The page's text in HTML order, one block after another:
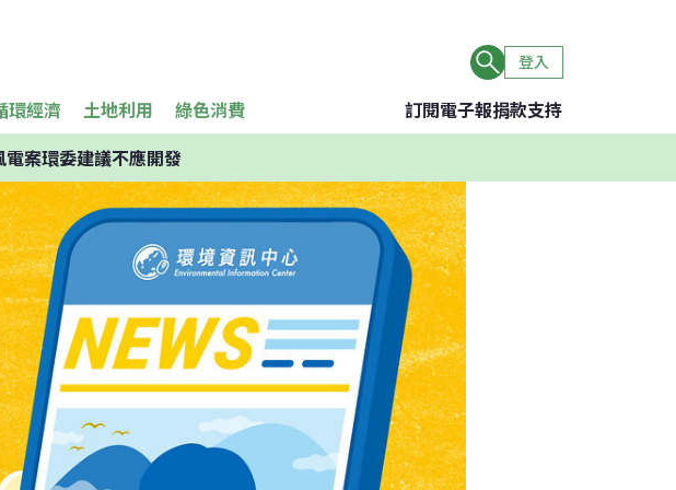
登入
環經濟 土地利用 綠色消費 訂閱電子報捐款支持
案環委建議不應開發